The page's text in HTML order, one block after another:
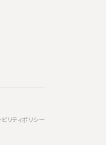
リティポリシー